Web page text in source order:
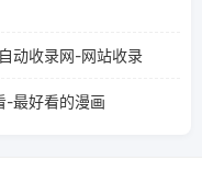
动收录网-网站收录
-最好看的漫画